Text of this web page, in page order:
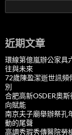
近期文章
環線第億嵐辦公家具
往與未來
72歲陳盈潔逝世訊頻
別
合肥高新OSDER奧
向賦能
南京夫子廟舉辦祭孔
動的尾聲
高調秀瑕秀傳醫院勞